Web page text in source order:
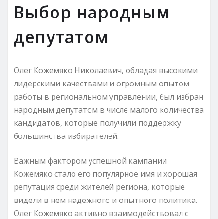
Выбор народным
депутатом
Олег Кожемяко Николаевич, обладая высокими
лидерскими качествами и огромным опытом
работы в региональном управлении, был избран
народным депутатом в числе малого количества
кандидатов, которые получили поддержку
большинства избирателей.
Важным фактором успешной кампании
Кожемяко стало его популярное имя и хорошая
репутация среди жителей региона, которые
видели в нем надежного и опытного политика.
Олег Кожемяко активно взаимодействовал с